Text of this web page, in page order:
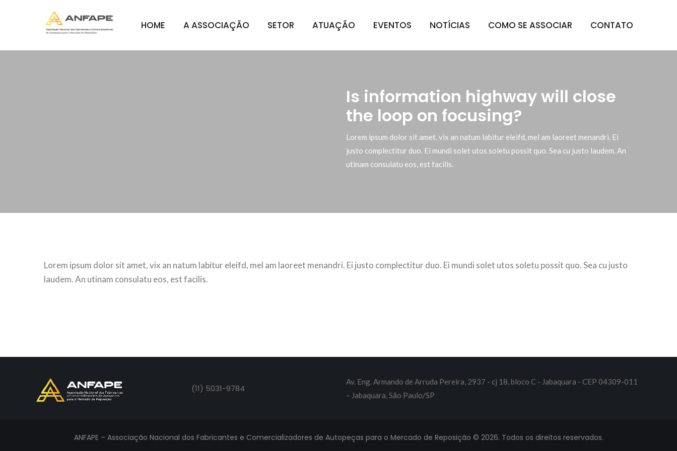
HOME A ASSOCIAÇÃO SETOR ATUAÇÃO EVENTOS NOTÍCIAS COMO SE ASSOCIAR CONTATO
Is information highway will close
the loop on focusing?
Lorem ipsum dolor sit amet, vix an natum labitur eleifd, mel am laoreet menandri. Ei
justo complectitur duo. Ei mundi solet utos soletu possit quo. Sea cu justo laudem. An
utinam consulatu eos, est facilis.
Lorem ipsum dolor sit amet, vix an natum labitur eleifd, mel am laoreet menandri. Ei justo complectitur duo. Ei mundi solet utos soletu possit quo. Sea cu justo
laudem. An utinam consulatu eos, est facilis.
(11) 5031-9784
Av. Eng. Armando de Arruda Pereira, 2937 - cj 18, bloco C - Jabaquara - CEP 04309-011
– Jabaquara, São Paulo/SP
ANFAPE – Associação Nacional dos Fabricantes e Comercializadores de Autopeças para o Mercado de Reposição © 2026. Todos os direitos reservados.